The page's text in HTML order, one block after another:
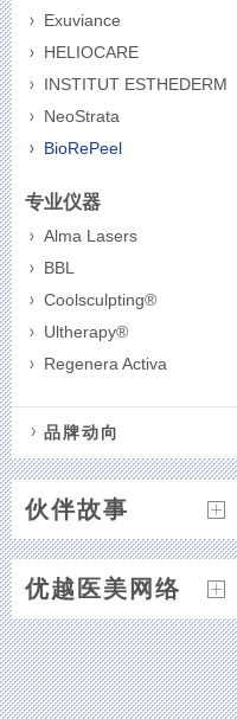
Exuviance
HELIOCARE
INSTITUT ESTHEDERM
NeoStrata
BioRePeel
专业仪器
Alma Lasers
BBL
Coolsculpting®
Ultherapy®
Regenera Activa
品牌动向
伙伴故事
优越医美网络